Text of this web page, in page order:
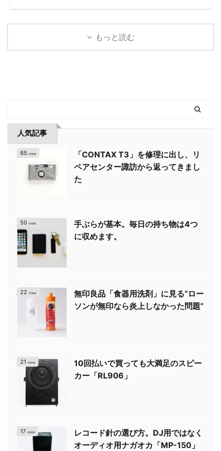
もっと読む
人気記事
65 view
「CONTAX T3」を修理に出し、リ
ペアセンター諏訪から返ってきまし
た
50 view
手ぶらが基本。毎日の持ち物は4つ
に収めます。
22 view
無印良品「食器用洗剤」に見る“ロー
ソンが無印なら炎上しなかった問題”
21 view
10回払いで買っても大満足のスピー
カー「RL906」
17 view
レコード針の選び方。DJ用ではなく
オーディオ用ナガオカ「MP-150」